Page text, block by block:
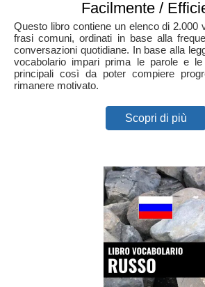
Facilmente /
Questo libro contiene un elenco di 2.000
frasi comuni, ordinati in base alla
conversazioni quotidiane. In base alla
vocabolario impari prima le parole e
principali così da poter compiere
rimanere motivato.
Scopri di più